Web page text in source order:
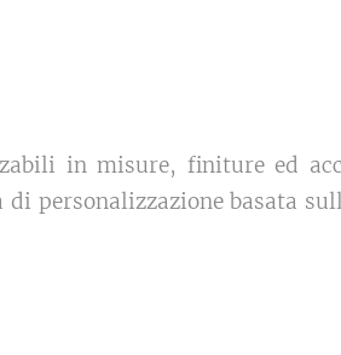
in misure, finiture ed
personalizzazione basata